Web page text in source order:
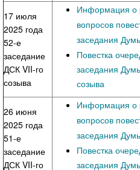
17 июля
2025 года
52-е
заседание
ДСК VII-го
созыва
Информация о
вопросов
заседания
Повестка
заседания
созыва
26 июня
2025 года
51-е
заседание
ДСК VII-го
Информация о
вопросов
заседания
Повестка
заседания